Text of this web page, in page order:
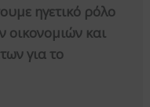
ηγετικό ρόλο
οικονομιών και
για το